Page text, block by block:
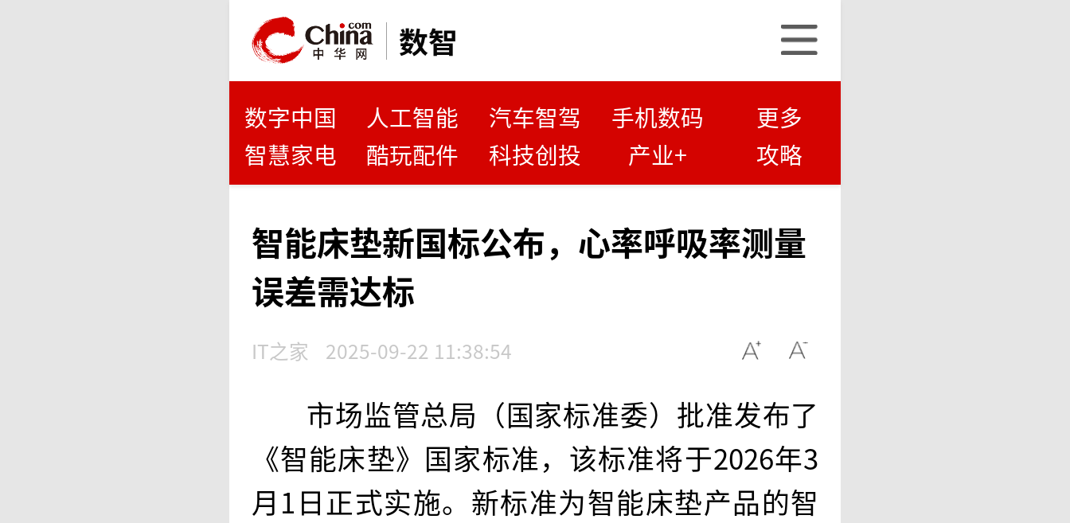
数智
数字中国 人工智能 汽车智驾 手机数码
更多
智慧家电
酷玩配件 科技创投 产业+ 攻略
智能床垫新国标公布，心率呼吸率测量
误差需达标
IT之家 2025-09-22 11:38:54
市场监管总局（国家标准委）批准发布了
《智能床垫》国家标准，该标准将于2026年3
月1日正式实施。新标准为智能床垫产品的智